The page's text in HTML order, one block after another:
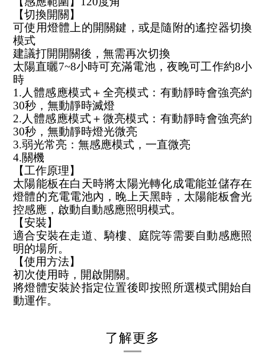
【切換開關】
可使用燈體上的開關鍵，或是隨附的遙控器切換
模式
建議打開開關後，無需再次切換
太陽直曬7~8小時可充滿電池，夜晚可工作約8小
時
1.人體感應模式＋全亮模式：有動靜時會強亮約
30秒，無動靜時滅燈
2.人體感應模式＋微亮模式：有動靜時會強亮約
30秒，無動靜時燈光微亮
3.弱光常亮：無感應模式，一直微亮
4.關機
【工作原理】
太陽能板在白天時將太陽光轉化成電能並儲存在
燈體的充電電池內，晚上天黑時，太陽能板會光
控感應，啟動自動感應照明模式。
【安裝】
適合安裝在走道、騎樓、庭院等需要自動感應照
明的場所。
【使用方法】
初次使用時，開啟開關。
將燈體安裝於指定位置後即按照所選模式開始自
動運作。
了解更多